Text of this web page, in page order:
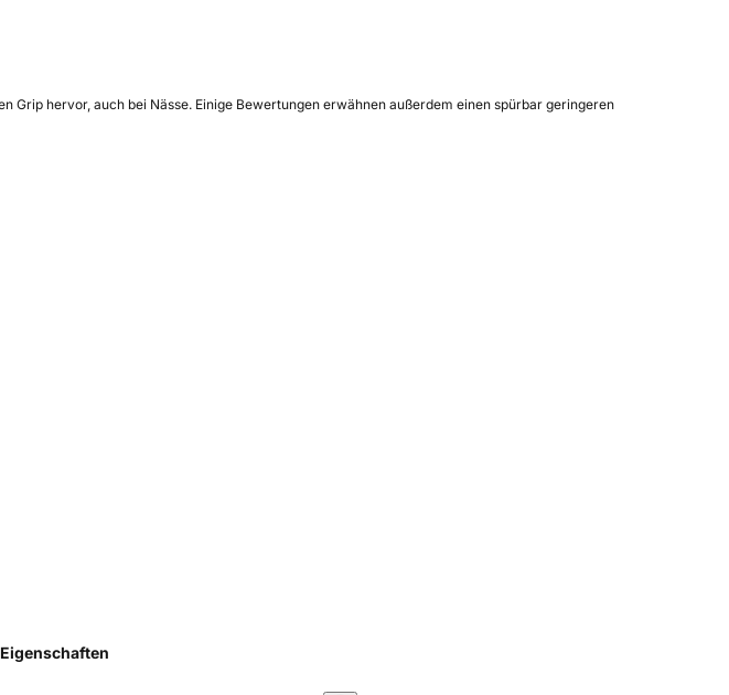
hervor, auch bei Nässe. Einige Bewertungen erwähnen außerdem einen spürbar geringeren